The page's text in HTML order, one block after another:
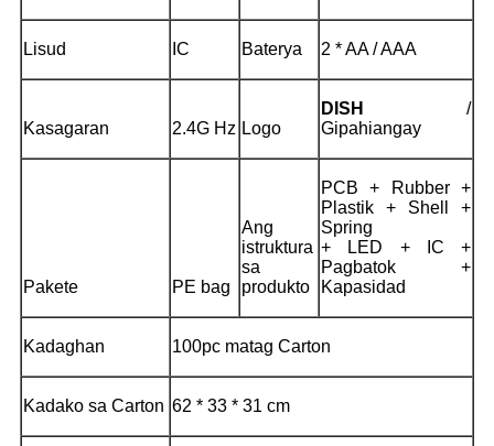
Lisud IC Baterya 2 * AA / AAA
Kasagaran 2.4G Hz Logo
DISH /
Gipahiangay
Pakete PE bag
Ang
istruktura
sa
produkto
PCB + Rubber +
Plastik + Shell +
Spring
+ LED + IC +
Pagbatok +
Kapasidad
Kadaghan 100pc matag Carton
Kadako sa Carton 62 * 33 * 31 cm